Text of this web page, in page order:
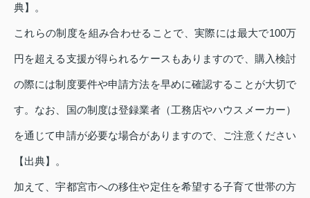
典】。
これらの制度を組み合わせることで、実際には最大で100万
円を超える支援が得られるケースもありますので、購入検討
の際には制度要件や申請方法を早めに確認することが大切で
す。なお、国の制度は登録業者（工務店やハウスメーカー）
を通じて申請が必要な場合がありますので、ご注意ください
【出典】。
加えて、宇都宮市への移住や定住を希望する子育て世帯の方